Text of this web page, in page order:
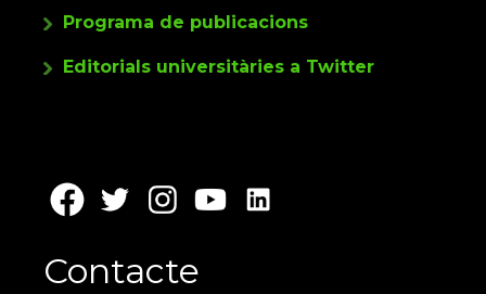
Programa de publicacions
Editorials universitàries a Twitter
Contacte